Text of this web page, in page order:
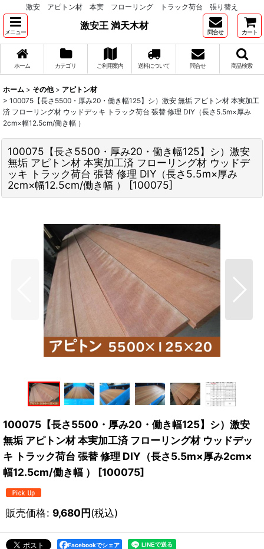
激安 アピトン材 本実 フローリング トラック荷台 張り替え
メニュー
激安王 満天木材
問合せ カート
ホーム カテゴリ ご利用案内 送料について 問合せ 商品検索
ホーム > その他 > アピトン材
> 100075【長さ5500・厚み20・働き幅125】シ）激安 無垢 アピトン材 本実加工
済 フローリング材 ウッドデッキ トラック荷台 張替 修理 DIY（長さ5.5m×厚み
2cm×幅12.5cm/働き幅 ）
100075【長さ5500・厚み20・働き幅125】シ）激安
無垢 アピトン材 本実加工済 フローリング材 ウッドデ
ッキ トラック荷台 張替 修理 DIY（長さ5.5m×厚み
2cm×幅12.5cm/働き幅 ）
[100075]
100075【長さ5500・厚み20・働き幅125】シ）激安
無垢 アピトン材 本実加工済 フローリング材 ウッドデッ
キ トラック荷台 張替 修理 DIY（長さ5.5m×厚み2cm×
幅12.5cm/働き幅 ）
[100075]
販売価格: 9,680円(税込)
Facebookでシェア